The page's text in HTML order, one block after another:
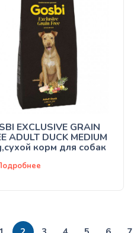
EXCLUSIVE GRAIN
ADULT DUCK MEDIUM
корм для собак